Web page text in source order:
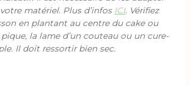
matériel. Plus d’infos ICI. Vérifiez
en plantant au centre du cake ou
la lame d’un couteau ou un cure-
Il doit ressortir bien sec.